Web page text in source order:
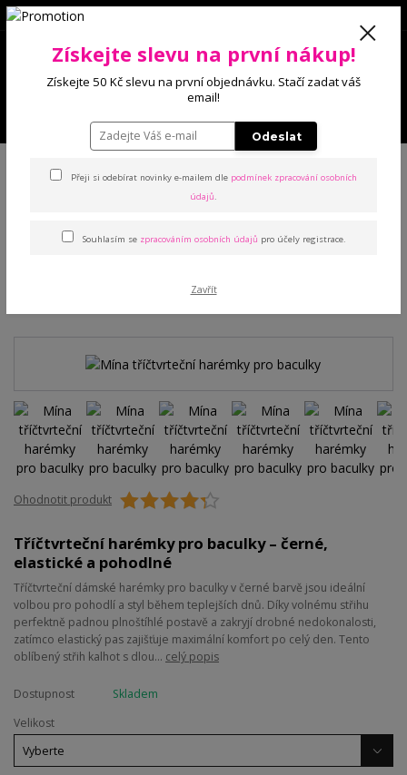
0 Kč
Mína tříčtvrteční harémky
Ohodnotit produkt
Tříčtvrteční harémky pro baculky – černé,
elastické a pohodlné
Tříčtvrteční dámské harémky pro baculky v černé barvě jsou ideální
volbou pro pohodlí a styl během teplejších dnů. Díky volnému střihu
perfektně padnou plnoštíhlé postavě a zakryjí drobné nedokonalosti,
zatímco elastický pas zajišťuje maximální komfort po celý den. Tento
oblíbený střih kalhot s dlou... celý popis
Dostupnost
Skladem
Velikost
Získejte slevu na první nákup!
Získejte 50 Kč slevu na první objednávku. Stačí zadat váš
email!
Odeslat
Přeji si odebírat novinky e-mailem dle podmínek zpracování osobních
údajů.
Souhlasím se zpracováním osobních údajů pro účely registrace.
Zavřít